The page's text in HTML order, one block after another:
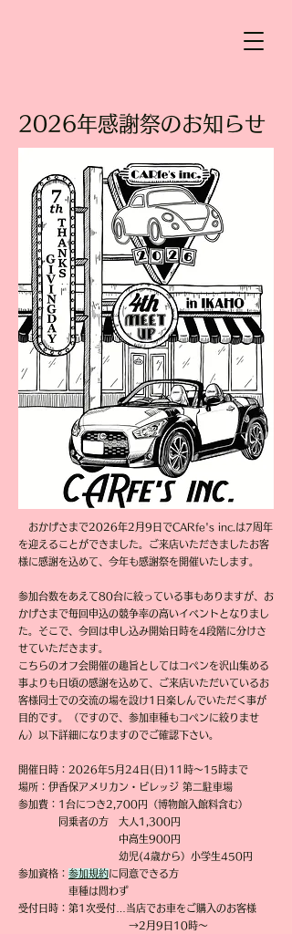
​2026年感謝祭のお知らせ
おかげさまで2026年2月9日でCARfe's inc.は7周年
を迎えることができました。ご来店いただきましたお客
様に感謝を込めて、今年も感謝祭を開催いたします。
参加台数をあえて80台に絞っている事もありますが、お
かげさまで毎回申込の競争率の高いイベントとなりまし
た。そこで、今回は申し込み開始日時を4段階に分けさ
せていただきます。
こちらのオフ会開催の趣旨としてはコペンを沢山集める
事よりも日頃の感謝を込めて、ご来店いただいているお
客様同士での交流の場を設け1日楽しんでいただく事が
目的です。（ですので、参加車種もコペンに絞りませ
ん）以下詳細になりますのでご確認下さい。
開催日時：2026年5月24日(日)11時～15時まで
場所：伊香保アメリカン・ビレッジ 第二駐車場
参加費：1台につき2,700円（博物館入館料含む）
同乗者の方 大人1,300円
中高生900円
幼児(4歳から）小学生450円
参加資格： 参加規約に同意できる方
車種は問わず
​受付日時：第1次受付…当店でお車をご購入のお客様
→2月9日10時～